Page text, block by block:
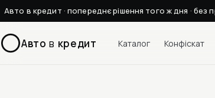
Авто в кредит · попереднє рішення того ж дня · без
Авто в кредит Каталог Конфіскат